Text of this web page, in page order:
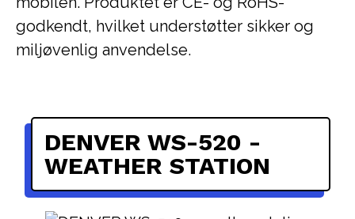
godkendt, hvilket understøtter sikker og
miljøvenlig anvendelse.
DENVER WS-520 -
WEATHER STATION